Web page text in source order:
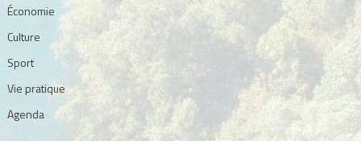
Économie
Culture
Sport
Vie pratique
Agenda